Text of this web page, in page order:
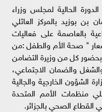
الحالية لمجلس وزراء
بن بوزيد بالمركز العائلي
بالعاصمة على فعاليات
" صحة الأم والطفل :من
كل من وزيرة التضامن
والضمان الاجتماعي،
الشؤون الخارجية والجالية
منظمات الأمم المتحدة
القطاع الصحي بالجزائر.